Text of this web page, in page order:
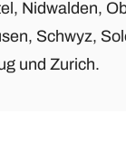
Nidwalden,
Schwyz,
und Zurich.